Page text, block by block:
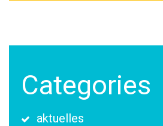
Categories
aktuelles